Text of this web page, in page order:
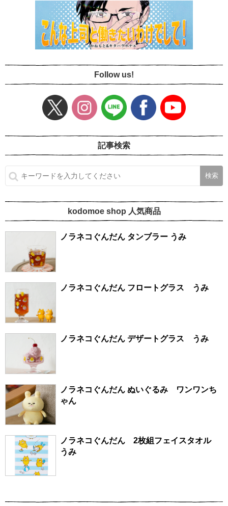
Follow us!
記事検索
kodomoe shop 人気商品
ノラネコぐんだん タンブラー うみ
ノラネコぐんだん フロートグラス うみ
ノラネコぐんだん デザートグラス うみ
ノラネコぐんだん ぬいぐるみ ワンワンち
ゃん
ノラネコぐんだん 2枚組フェイスタオル
うみ